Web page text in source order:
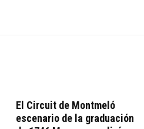
El Circuit de Montmeló
escenario de la graduación